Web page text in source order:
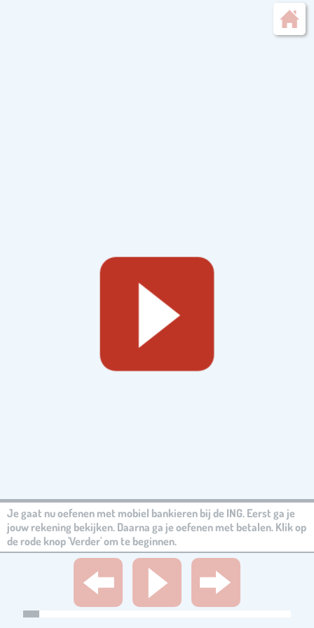
Je gaat nu oefenen met mobiel bankieren bij de ING. Eerst ga je
jouw rekening bekijken. Daarna ga je oefenen met betalen. Klik op
de rode knop 'Verder' om te beginnen.